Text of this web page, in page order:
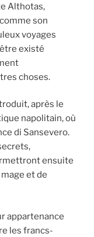
Althotas,
son
voyages
existé
choses.
après le
napolitain, où
di Sansevero.
ensuite
et de
appartenance
les francs-